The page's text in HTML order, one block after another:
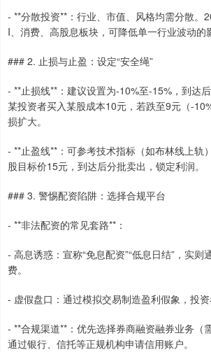
- **分散投资**：行业、市值、风格均需分散。
I、消费、高股息板块，可降低单一行业波动的
### 2. 止损与止盈：设定“安全绳”
- **止损线**：建议设置为-10%至-15%，到达
某投资者买入某股成本10元，若跌至9元（-
损扩大。
- **止盈线**：可参考技术指标（如布林线上轨
股目标价15元，到达后分批卖出，锁定利润。
### 3. 警惕配资陷阱：选择合规平台
- **非法配资的常见套路**：
- 高息诱惑：宣称“免息配资”“低息日结”，实则
费。
- 虚假盘口：通过模拟交易制造盈利假象，投资
- **合规渠道**：优先选择券商融资融券业务（
通过银行、信托等正规机构申请信用账户。